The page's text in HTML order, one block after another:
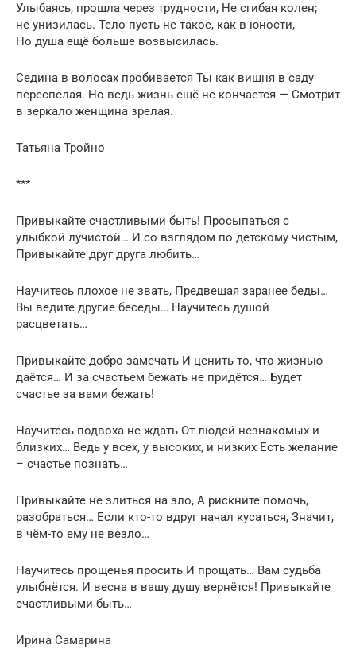
Улыбаясь, прошла через трудности, Не сгибая колен;
не унизилась. Тело пусть не такое, как в юности,
Но душа ещё больше возвысилась.
Седина в волосах пробивается Ты как вишня в саду
переспелая. Но ведь жизнь ещё не кончается — Смотрит
в зеркало женщина зрелая.
Татьяна Тройно
***
Привыкайте счастливыми быть! Просыпаться с
улыбкой лучистой… И со взглядом по детскому чистым,
Привыкайте друг друга любить…
Научитесь плохое не звать, Предвещая заранее беды…
Вы ведите другие беседы… Научитесь душой
расцветать…
Привыкайте добро замечать И ценить то, что жизнью
даётся… И за счастьем бежать не придётся… Будет
счастье за вами бежать!
Научитесь подвоха не ждать От людей незнакомых и
близких… Ведь у всех, у высоких, и низких Есть желание
– счастье познать…
Привыкайте не злиться на зло, А рискните помочь,
разобраться… Если кто-то вдруг начал кусаться, Значит,
в чём-то ему не везло…
Научитесь прощенья просить И прощать… Вам судьба
улыбнётся. И весна в вашу душу вернётся! Привыкайте
счастливыми быть…
Ирина Самарина